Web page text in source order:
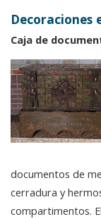
Decoraciones
Caja de
documentos de
cerradura y
compartimentos.